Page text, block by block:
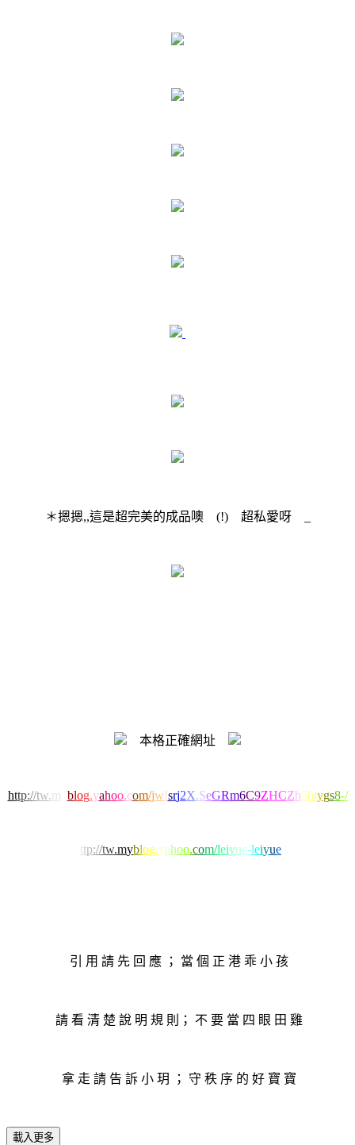
＊摁摁,,這是超完美的成品噢 (!) 超私愛呀 _
本格正確網址
http://tw. m blog.yahoo.com/jw!srj2X.SeGRm6C9ZHCZh5biygs8-/
ttp://tw.myblog.yahoo.com/leiyue-leiyue
引 用 請 先 回 應 ； 當 個 正 港 乖 小 孩
請 看 清 楚 說 明 規 則； 不 要 當 四 眼 田 雞
拿 走 請 告 訴 小 玥 ； 守 秩 序 的 好 寶 寶
載入更多